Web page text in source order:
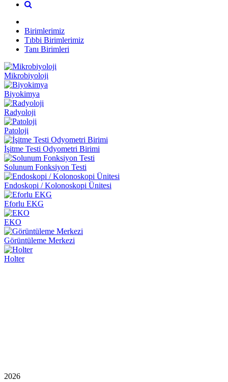
Birimlerimiz
Tıbbi Birimlerimiz
Tanı Birimleri
Mikrobiyoloji
Biyokimya
Radyoloji
Patoloji
İşitme Testi Odyometri Birimi
Solunum Fonksiyon Testi
Endoskopi / Kolonoskopi Ünitesi
Eforlu EKG
EKO
Görüntüleme Merkezi
Holter
2026